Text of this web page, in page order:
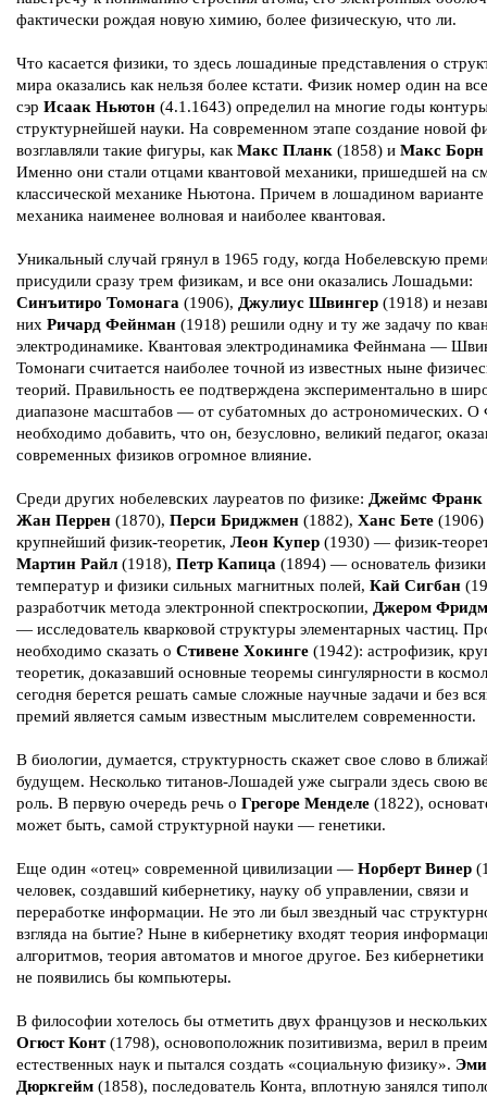
фактически рождая новую химию, более физическую, что ли.
Что касается физики, то здесь лошадиные представления о
мира оказались как нельзя более кстати. Физик номер один на
сэр Исаак Ньютон (4.1.1643) определил на многие годы
структурнейшей науки. На современном этапе создание новой
возглавляли такие фигуры, как Макс Планк (1858) и Макс Борн
Именно они стали отцами квантовой механики, пришедшей на
классической механике Ньютона. Причем в лошадином варианте
механика наименее волновая и наиболее квантовая.
Уникальный случай грянул в 1965 году, когда Нобелевскую
присудили сразу трем физикам, и все они оказались Лошадьми:
Синъитиро Томонага (1906), Джулиус Швингер (1918) и
них Ричард Фейнман (1918) решили одну и ту же задачу по
электродинамике. Квантовая электродинамика Фейнмана —
Томонаги считается наиболее точной из известных ныне
теорий. Правильность ее подтверждена экспериментально в
диапазоне масштабов — от субатомных до астрономических. О
необходимо добавить, что он, безусловно, великий педагог,
современных физиков огромное влияние.
Среди других нобелевских лауреатов по физике: Джеймс Франк
Жан Перрен (1870), Перси Бриджмен (1882), Ханс Бете
крупнейший физик-теоретик, Леон Купер (1930) — физик-
Мартин Райл (1918), Петр Капица (1894) — основатель
температур и физики сильных магнитных полей, Кай Сигбан
разработчик метода электронной спектроскопии, Джером
— исследователь кварковой структуры элементарных частиц.
необходимо сказать о Стивене Хокинге (1942): астрофизик,
теоретик, доказавший основные теоремы сингулярности в
сегодня берется решать самые сложные научные задачи и без
премий является самым известным мыслителем современности.
В биологии, думается, структурность скажет свое слово в
будущем. Несколько титанов-Лошадей уже сыграли здесь свою
роль. В первую очередь речь о Грегоре Менделе (1822),
может быть, самой структурной науки — генетики.
Еще один «отец» современной цивилизации — Норберт Винер
человек, создавший кибернетику, науку об управлении, связи и
переработке информации. Не это ли был звездный час
взгляда на бытие? Ныне в кибернетику входят теория
алгоритмов, теория автоматов и многое другое. Без кибернетики
не появились бы компьютеры.
В философии хотелось бы отметить двух французов и
Огюст Конт(1798), основоположник позитивизма, верил в
естественных наук и пытался создать «социальную физику».
Дюркгейм (1858), последователь Конта, вплотную занялся